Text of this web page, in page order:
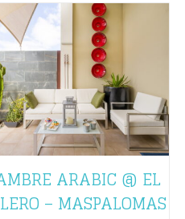
ARABIC @ EL
– MASPALOMAS